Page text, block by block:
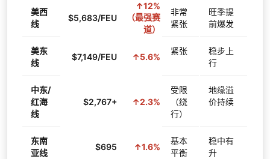
美西
线
$5,683/FEU
↑12%
（最强赛
道）
非常
紧张
旺季提
前爆发
美东
线
$7,149/FEU ↑5.6%
紧张
稳步上
行
中东/
红海
线
$2,767+ ↑2.3%
受限
（绕
行）
地缘溢
价持续
东南
亚线
$695 ↑1.6%
基本
平衡
稳中有
升